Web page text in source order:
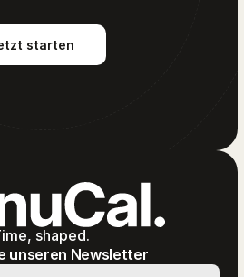
starten
shaped.
unseren Newsletter